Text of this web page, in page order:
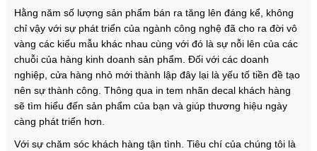
Hằng năm số lượng sản phẩm bán ra tăng lên đáng kể, không
chỉ vậy với sự phát triển của ngành công nghệ đã cho ra đời vô
vàng các kiểu mẫu khác nhau cùng với đó là sự nỗi lên của các
chuỗi của hàng kinh doanh sản phẩm. Đối với các doanh
nghiệp, cửa hàng nhỏ mới thành lập đây lại là yếu tố tiền đề tạo
nên sự thành công. Thông qua in tem nhãn decal khách hàng
sẽ tìm hiểu đến sản phẩm của bạn và giúp thương hiệu ngày
càng phát triển hơn.
Với sự chăm sóc khách hàng tận tình. Tiêu chí của chúng tôi là